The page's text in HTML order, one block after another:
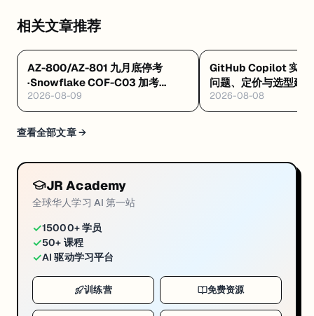
相关文章推荐
AZ-800/AZ-801 九月底停考
·Snowflake COF-C03 加考
Cortex AI·AWS 十万免费 AI 席
8/4 开训
2026-08-09
GitHub Copilot 实战
问题、定价与选型建议
2026-08-08
查看全部文章 →
JR Academy
全球华人学习 AI 第一站
✓15000+ 学员
✓50+ 课程
✓AI 驱动学习平台
训练营 免费资源